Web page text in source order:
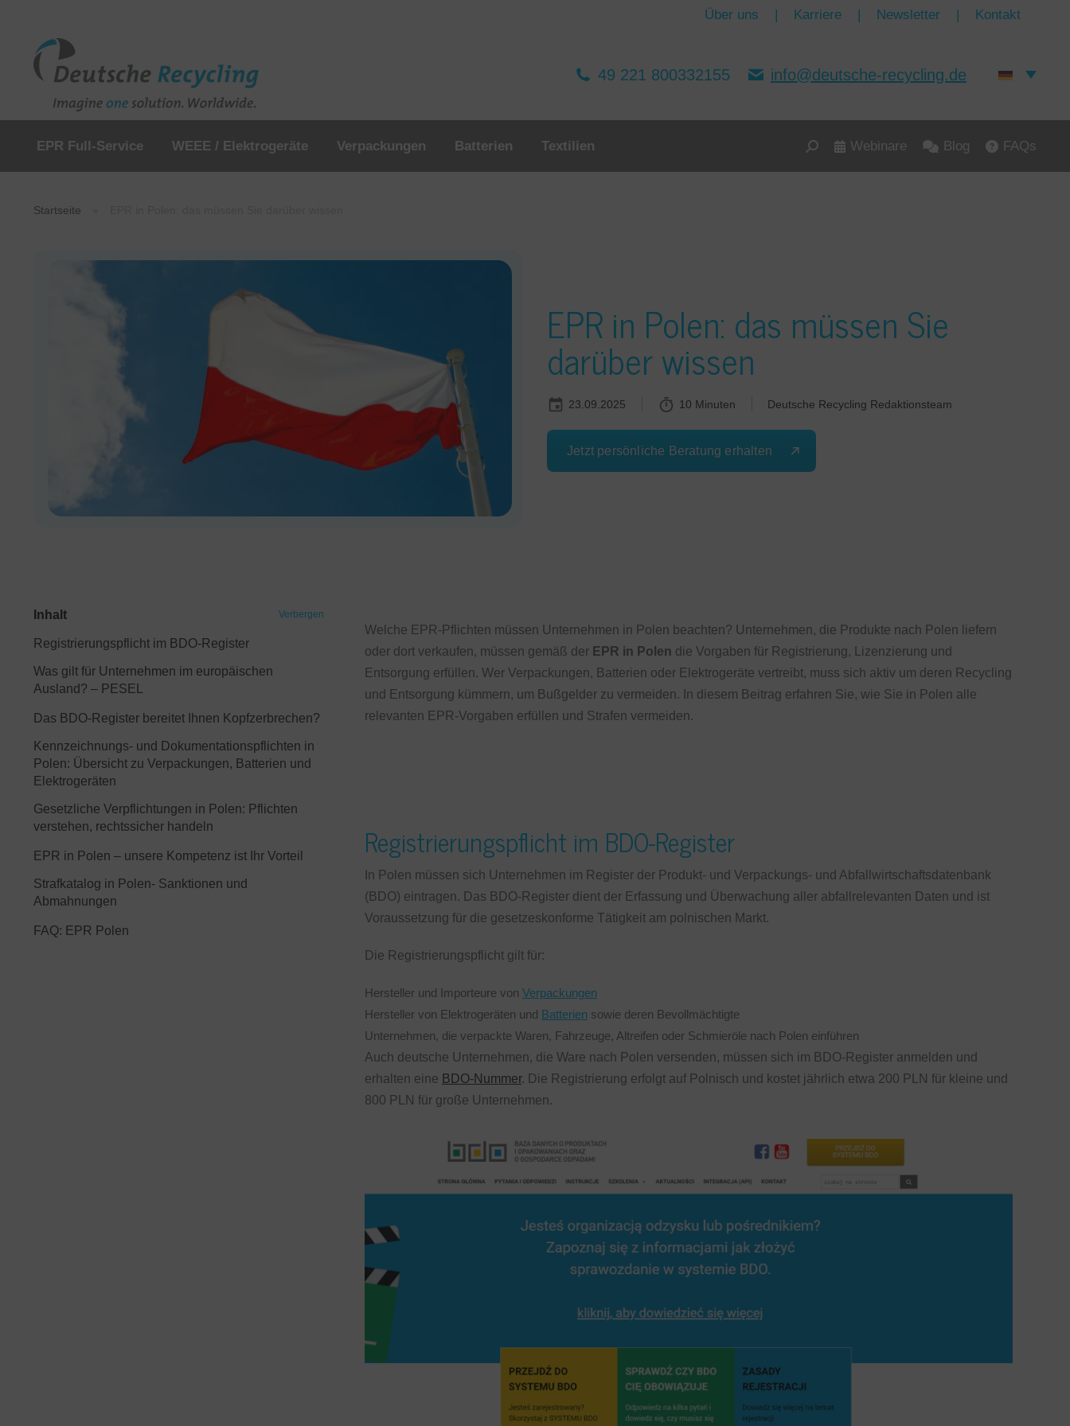
Über uns | Karriere | Newsletter | Kontakt
49 221 800332155 info@deutsche-recycling.de
EPR Full-Service WEEE / Elektrogeräte Verpackungen Batterien Textilien Search: Webinare Blog FAQs
Startseite
EPR in Polen: das müssen Sie
darüber wissen
23.09.2025 10 Minuten Deutsche Recycling Redaktionsteam
Jetzt persönliche Beratung erhalten
Inhalt Verbergen
Registrierungspflicht im BDO-Register
Was gilt für Unternehmen im europäischen
Ausland? – PESEL
Das BDO-Register bereitet Ihnen Kopfzerbrechen?
Kennzeichnungs- und Dokumentationspflichten in
Polen: Übersicht zu Verpackungen, Batterien und
Elektrogeräten
Gesetzliche Verpflichtungen in Polen: Pflichten
verstehen, rechtssicher handeln
EPR in Polen – unsere Kompetenz ist Ihr Vorteil
Strafkatalog in Polen- Sanktionen und
Abmahnungen
FAQ: EPR Polen
Welche EPR-Pflichten müssen Unternehmen in Polen beachten? Unternehmen, die Produkte nach Polen liefern
oder dort verkaufen, müssen gemäß der EPR in Polen die Vorgaben für Registrierung, Lizenzierung und
Entsorgung erfüllen. Wer Verpackungen, Batterien oder Elektrogeräte vertreibt, muss sich aktiv um deren Recycling
und Entsorgung kümmern, um Bußgelder zu vermeiden. In diesem Beitrag erfahren Sie, wie Sie in Polen alle
relevanten EPR-Vorgaben erfüllen und Strafen vermeiden.
Registrierungspflicht im BDO-Register
In Polen müssen sich Unternehmen im Register der Produkt- und Verpackungs- und Abfallwirtschaftsdatenbank
(BDO) eintragen. Das BDO-Register dient der Erfassung und Überwachung aller abfallrelevanten Daten und ist
Voraussetzung für die gesetzeskonforme Tätigkeit am polnischen Markt.
Die Registrierungspflicht gilt für:
Hersteller und Importeure von Verpackungen
Hersteller von Elektrogeräten und Batteriensowie deren Bevollmächtigte
Unternehmen, die verpackte Waren, Fahrzeuge, Altreifen oder Schmieröle nach Polen einführen
Auch deutsche Unternehmen, die Ware nach Polen versenden, müssen sich im BDO-Register anmelden und
erhalten eine BDO-Nummer. Die Registrierung erfolgt auf Polnisch und kostet jährlich etwa 200 PLN für kleine und
800 PLN für große Unternehmen.